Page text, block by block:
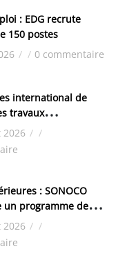
: EDG recrute
150 postes
/ / 0 commentaire
international de
travaux
de la zone
FANDJE (PAZIF)
/ /
: SONOCO
un programme de
la Malaisie
/ /